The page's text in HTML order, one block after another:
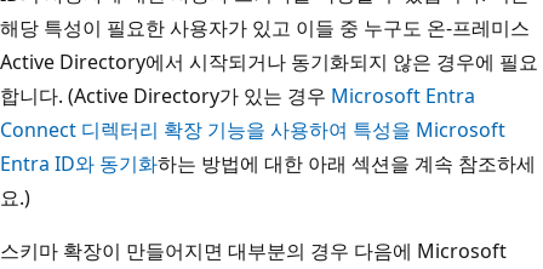
해당 특성이 필요한 사용자가 있고 이들 중 누구도 온-프레미스
Active Directory에서 시작되거나 동기화되지 않은 경우에 필요
합니다. (Active Directory가 있는 경우 Microsoft Entra
Connect 디렉터리 확장 기능을 사용하여 특성을 Microsoft
Entra ID와 동기화하는 방법에 대한 아래 섹션을 계속 참조하세
요.)
스키마 확장이 만들어지면 대부분의 경우 다음에 Microsoft